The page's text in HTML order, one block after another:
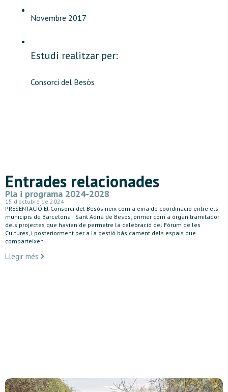
Novembre 2017
Estudi realitzar per:
Consorci del Besòs
Entrades relacionades
Pla i programa 2024-2028
15 d'octubre de 2024
PRESENTACIÓ El Consorci del Besòs neix com a eina de coordinació entre els
municipis de Barcelona i Sant Adrià de Besòs, primer com a òrgan tramitador
dels projectes que havien de permetre la celebració del Fòrum de les
Cultures, i posteriorment per a la gestió bàsicament dels espais que
comparteixen ...
Llegir més